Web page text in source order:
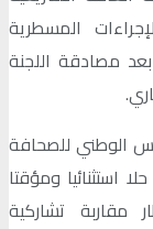
المسطرية
من الدستور، بعد مصادقة اللجنة
الوطني للصحافة
رقم 2.22.770 “يبقى حلا استثنائيا ومؤقتا
مقاربة تشاركية